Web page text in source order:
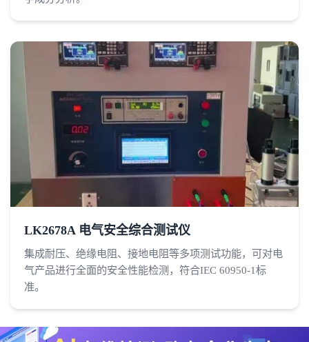
LK2678A 电气安全综合测试仪
集成耐压、绝缘电阻、接地电阻等多项测试功能，可对电
气产品进行全面的安全性能检测，符合IEC 60950-1标
准。